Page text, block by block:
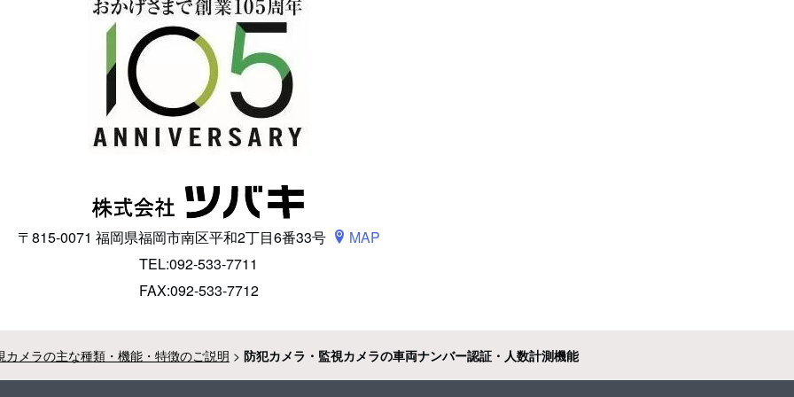
〒815-0071 福岡県福岡市南区平和2丁目6番33号
MAP
TEL:092-533-7711
FAX:092-533-7712
カメラの主な種類・機能・特徴のご説明 > 防犯カメラ・監視カメラの車両ナンバー認証・人数計測機能